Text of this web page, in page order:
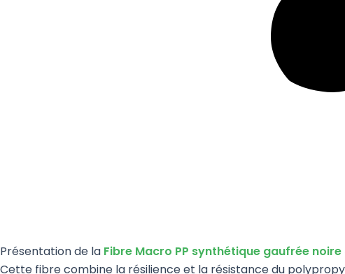
Présentation de la Fibre Macro PP synthétique gaufrée
Cette fibre combine la résilience et la résistance du